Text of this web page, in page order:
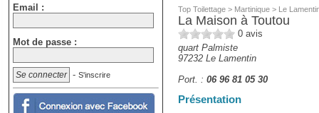
Top Toilettage > Martinique > Le
La Maison à Toutou
0 avis
quart Palmiste
97232 Le Lamentin
Port. : 06 96 81 05 30
Présentation
Email :
Mot de passe :
- S'inscrire